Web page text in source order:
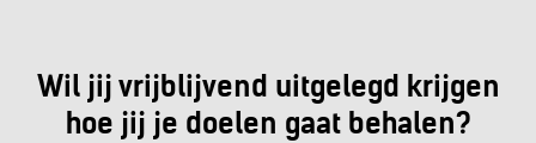
Wil jij vrijblijvend uitgelegd krijgen
hoe jij je doelen gaat behalen?